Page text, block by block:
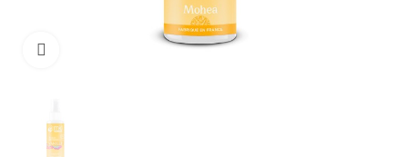
Cliquez pour agrandir